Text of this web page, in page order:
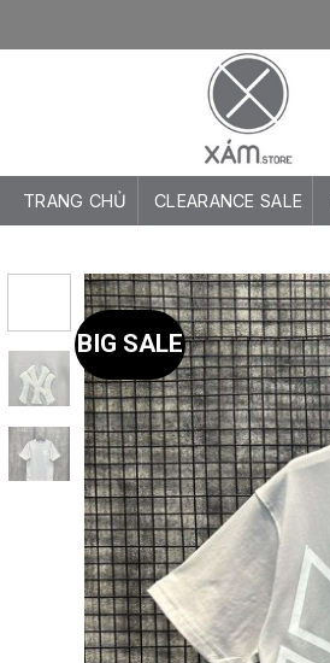
to
TRANG CHỦ CLEARANCE SALE
BIG SALE